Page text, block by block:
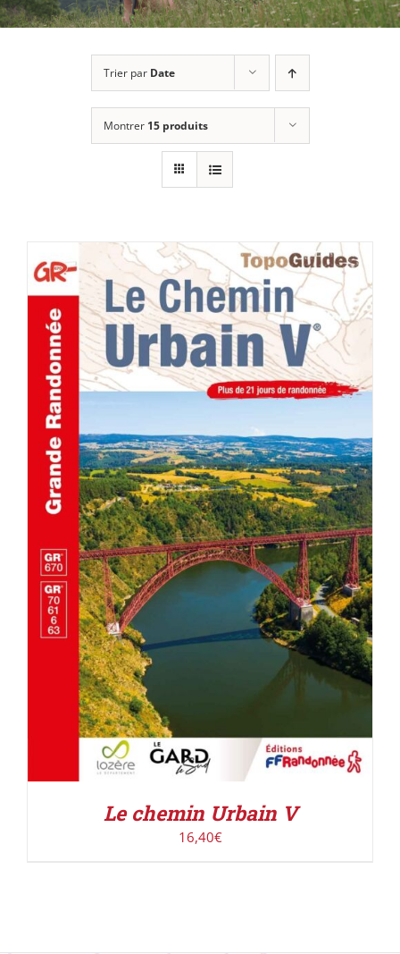
Trier par Date
Montrer 15 produits
AJOUTER AU PANIER / DÉTAILS
Le chemin Urbain V
16,40€